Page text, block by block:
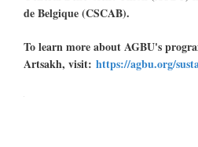
de Belgique (CSCAB).
To learn more about AGBU's
Artsakh, visit: https://agbu.org/